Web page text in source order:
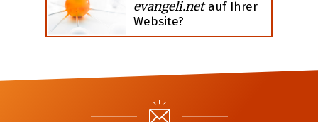
evangeli.netauf Ihrer
Website?